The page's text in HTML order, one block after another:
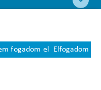
fogadom el Elfogadom